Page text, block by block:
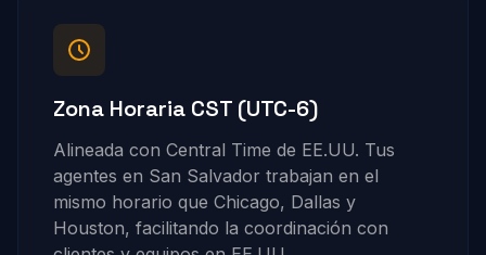
Zona Horaria CST (UTC-6)
Alineada con Central Time de EE.UU. Tus
agentes en San Salvador trabajan en el
mismo horario que Chicago, Dallas y
Houston, facilitando la coordinación con